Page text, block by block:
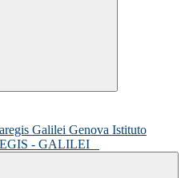
Istituto
- GALILEI